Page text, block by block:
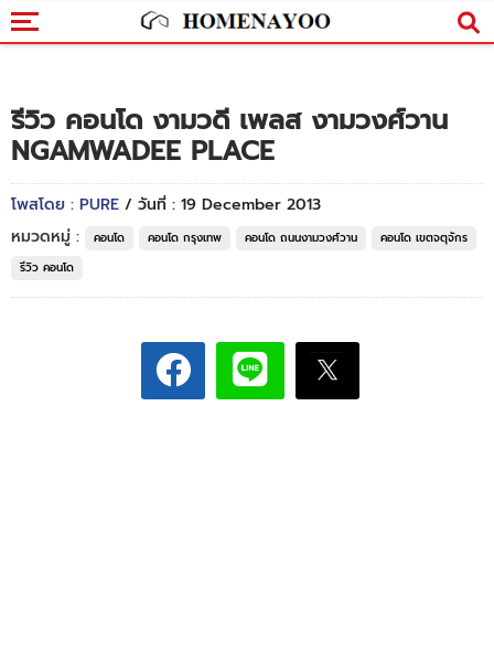
รีวิว คอนโด งามวดี เพลส งามวงศ์วาน
NGAMWADEE PLACE
โพสโดย : PURE / วันที่ : 19 December 2013
หมวดหมู่ :
คอนโด คอนโด กรุงเทพ คอนโด ถนนงามวงศ์วาน
คอนโด เขตจตุจักร
รีวิว คอนโด